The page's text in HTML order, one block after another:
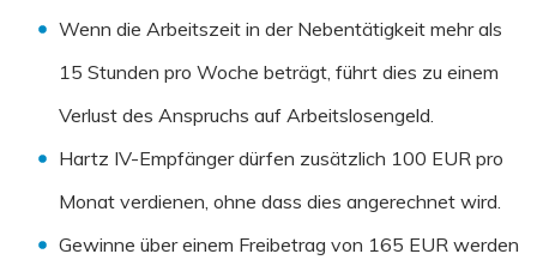
Wenn die Arbeitszeit in der Nebentätigkeit mehr als
15 Stunden pro Woche beträgt, führt dies zu einem
Verlust des Anspruchs auf Arbeitslosengeld.
Hartz IV-Empfänger dürfen zusätzlich 100 EUR pro
Monat verdienen, ohne dass dies angerechnet wird.
Gewinne über einem Freibetrag von 165 EUR werden